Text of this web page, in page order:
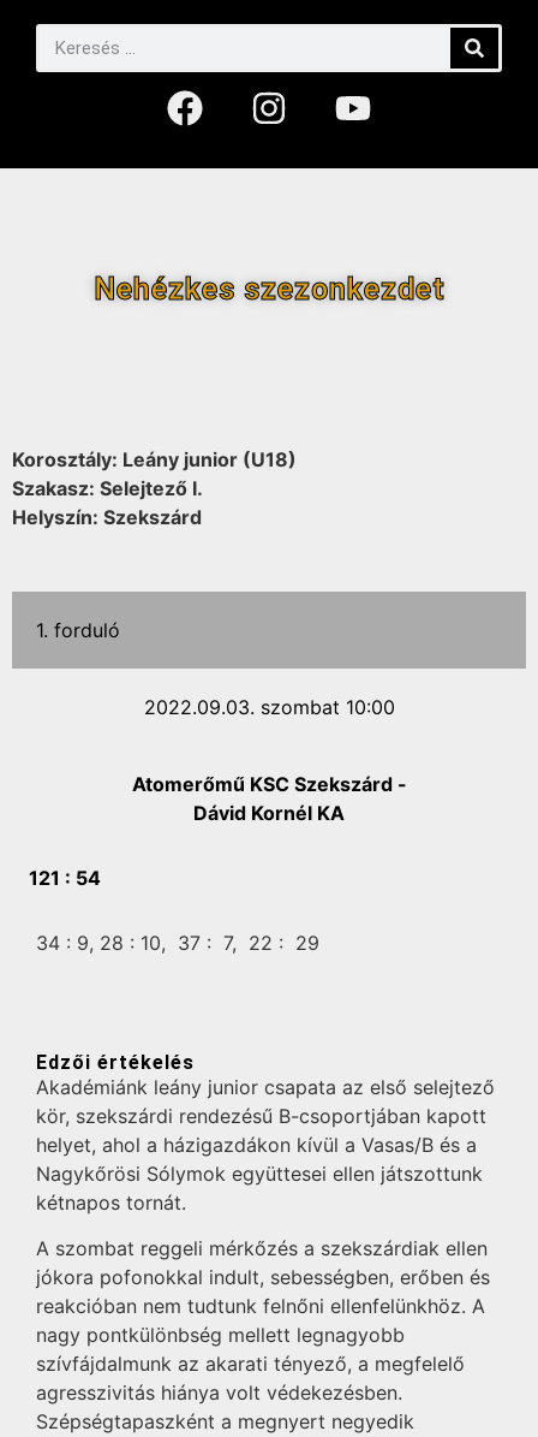
Nehézkes szezonkezdet
Korosztály: Leány junior (U18)
Szakasz: Selejtező I.
Helyszín: Szekszárd
1. forduló
2022.09.03. szombat 10:00
Atomerőmű KSC Szekszárd -
Dávid Kornél KA
121 : 54
34 : 9, 28 : 10, 37 : 7, 22 : 29
Edzői értékelés
Akadémiánk leány junior csapata az első selejtező
kör, szekszárdi rendezésű B-csoportjában kapott
helyet, ahol a házigazdákon kívül a Vasas/B és a
Nagykőrösi Sólymok együttesei ellen játszottunk
kétnapos tornát.
A szombat reggeli mérkőzés a szekszárdiak ellen
jókora pofonokkal indult, sebességben, erőben és
reakcióban nem tudtunk felnőni ellenfelünkhöz. A
nagy pontkülönbség mellett legnagyobb
szívfájdalmunk az akarati tényező, a megfelelő
agresszivitás hiánya volt védekezésben.
Szépségtapaszként a megnyert negyedik